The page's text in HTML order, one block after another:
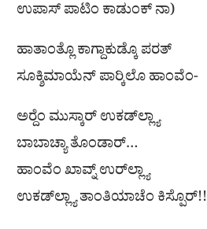
ಉಪಾಸ್ ಪಾಟಿಂ ಕಾಡುಂಕ್ ನಾ)
ಹಾತಾಂತ್ಲೊ ಕಾಗ್ದಾಕುಡ್ಕೊ ಪರತ್
ಸೂಕ್ಶಿಮಾಯೆನ್ ಪಾರ‍್ಕಿಲೊ ಹಾಂವೆಂ-
ಅರ‍್ದೆಂ ಮುಸ್ಕಾರ್ ಉಕಡ್‌ಲ್ಲ್ಯಾ
ಬಾಬಾಚ್ಯಾ ತೊಂಡಾರ್…
ಹಾಂವೆಂ ಖಾವ್ನ್ ಉರ್‌ಲ್ಲ್ಯಾ
ಉಕಡ್‌ಲ್ಲ್ಯಾ ತಾಂತಿಯಾಚೆಂ ಕಿಸ್ಪೊರ್!!